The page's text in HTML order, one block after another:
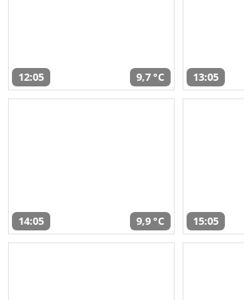
12:05 9,7 °C 13:05
14:05 9,9 °C 15:05